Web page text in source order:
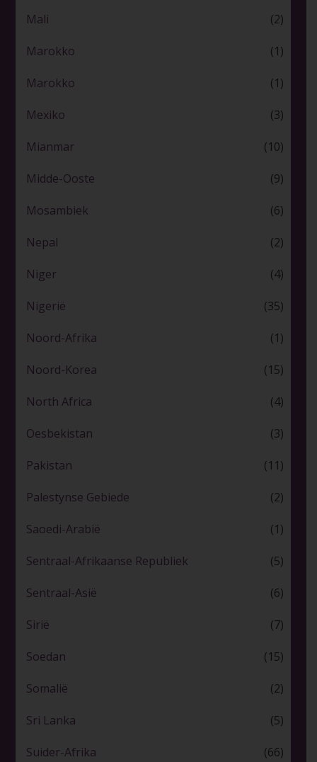
Mali (2)
Marokko (1)
Marokko (1)
Mexiko (3)
Mianmar (10)
Midde-Ooste (9)
Mosambiek (6)
Nepal (2)
Niger (4)
Nigerië (35)
Noord-Afrika (1)
Noord-Korea (15)
North Africa (4)
Oesbekistan (3)
Pakistan (11)
Palestynse Gebiede (2)
Saoedi-Arabië (1)
Sentraal-Afrikaanse Republiek (5)
Sentraal-Asië (6)
Sirië (7)
Soedan (15)
Somalië (2)
Sri Lanka (5)
Suider-Afrika (66)